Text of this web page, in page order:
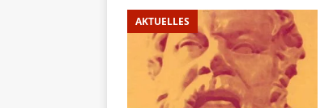
AKTUELLES